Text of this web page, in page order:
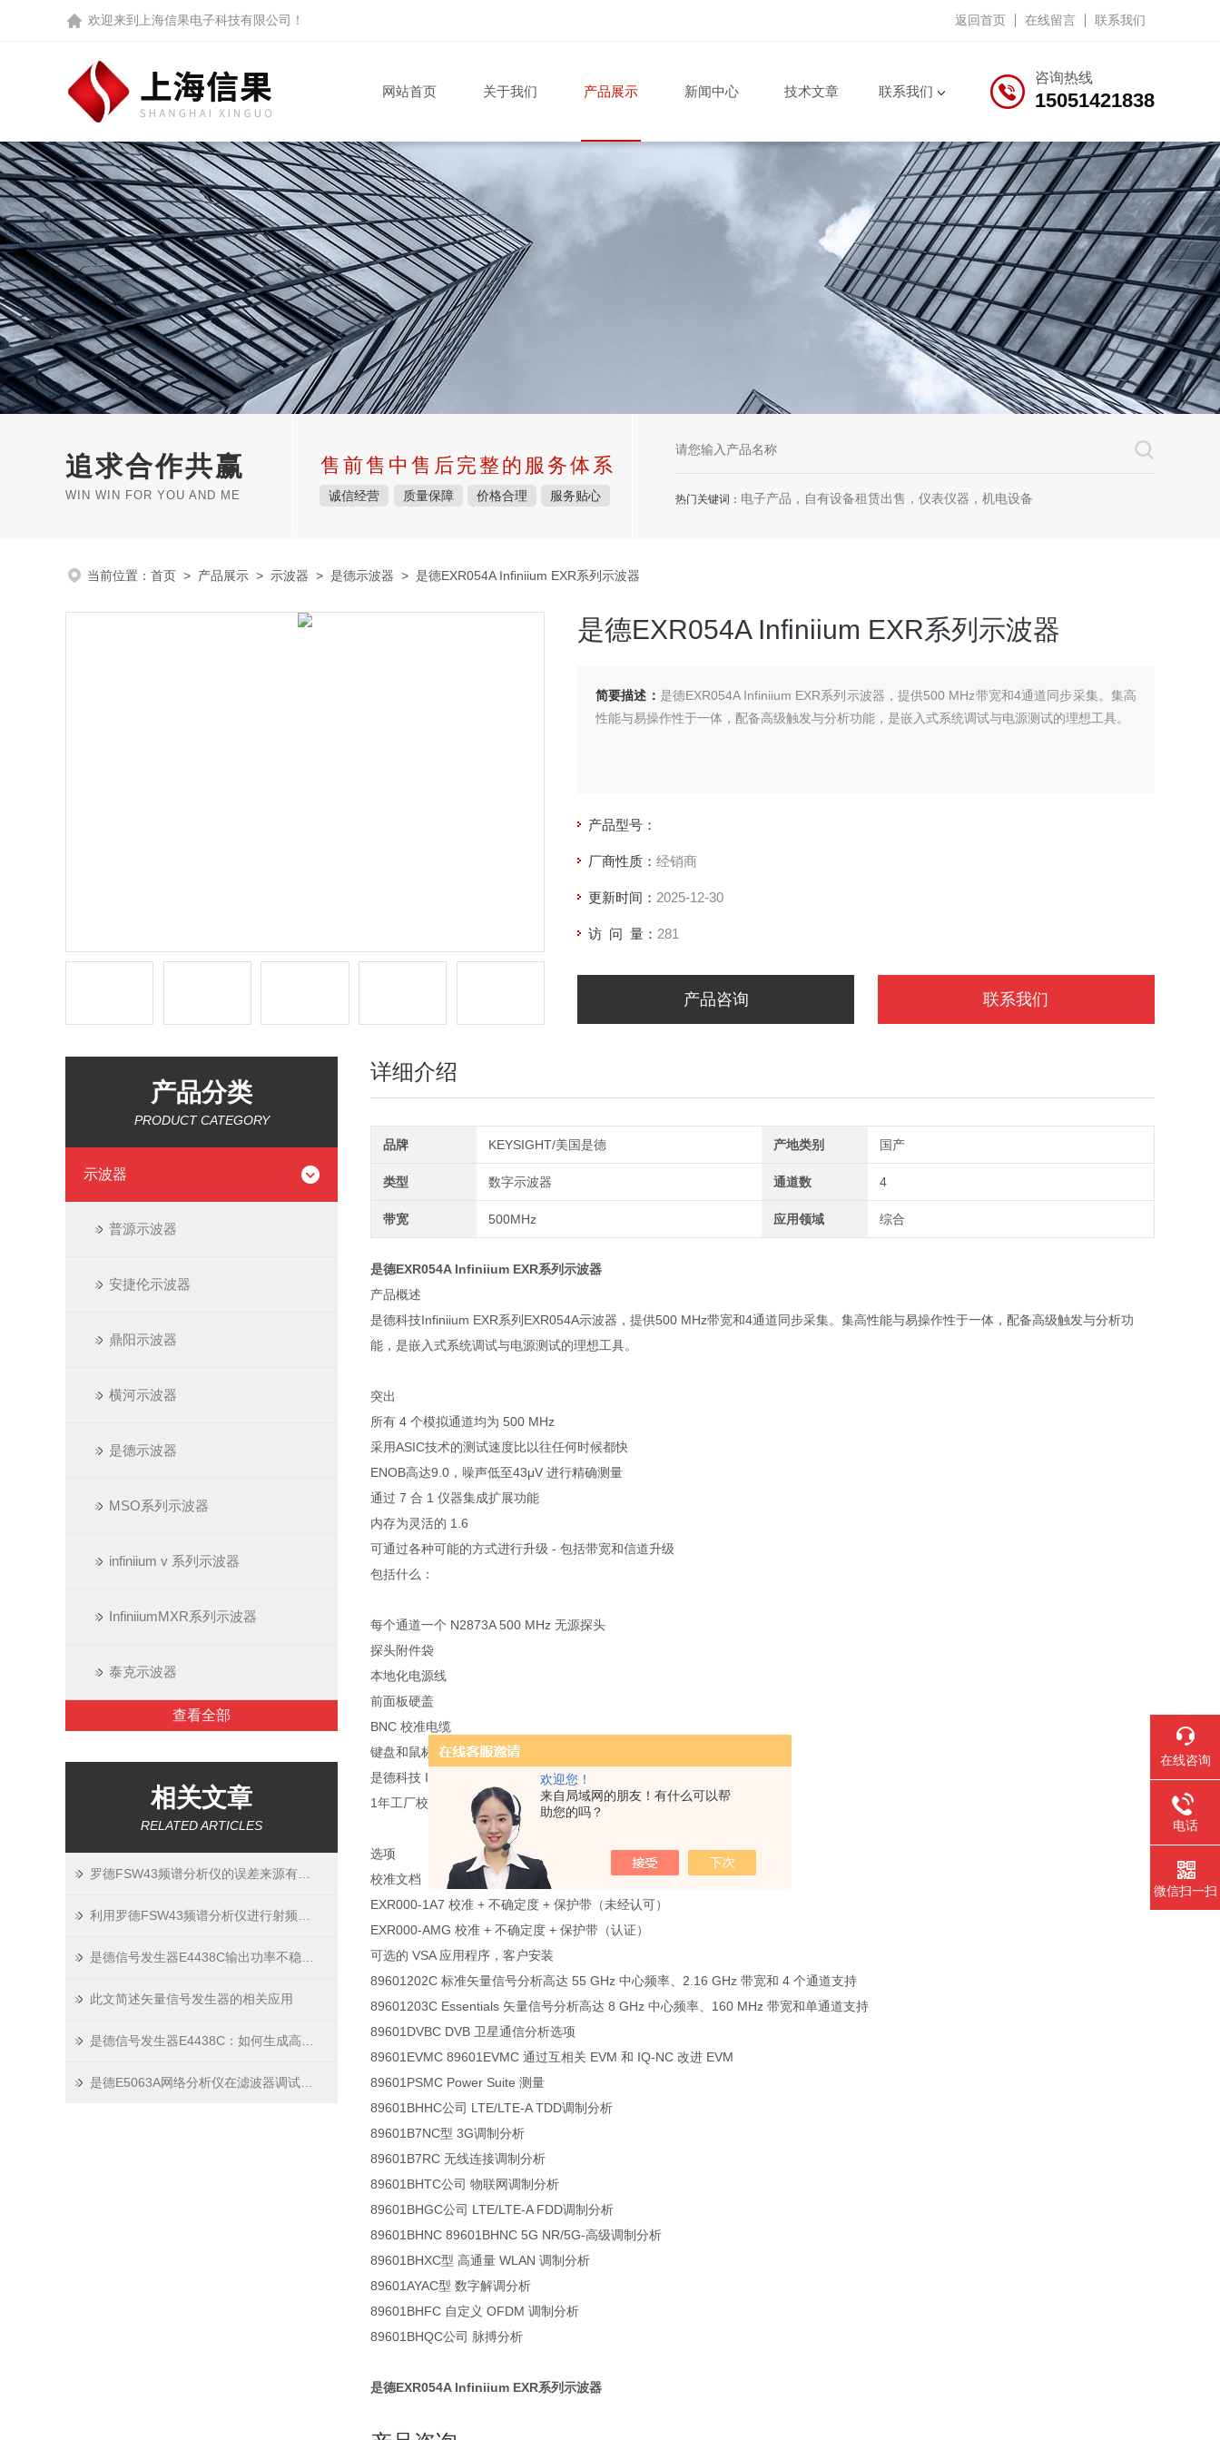
欢迎您！
来自局域网的朋友！有什么可以帮
助您的吗？
欢迎来到 上海信果电子科技有限公司 ！ 返回首页 在线留言 联系我们
咨询热线
15051421838
网站首页 关于我们 产品展示 新闻中心 技术文章 联系我们
追求合作共赢
WIN WIN FOR YOU AND ME
售前售中售后完整的服务体系
诚信经营 质量保障 价格合理 服务贴心 热门关键词： 电子产品，自有设备租赁出售，仪表仪器，机电设备
当前位置： 首页 > 产品展示 > 示波器 > 是德示波器 > 是德EXR054A Infiniium EXR系列示波器
是德EXR054A Infiniium EXR系列示波器
简要描述： 是德EXR054A Infiniium EXR系列示波器，提供500 MHz带宽和4通道同步采集。集高
性能与易操作性于一体，配备高级触发与分析功能，是嵌入式系统调试与电源测试的理想工具。
产品型号：
厂商性质： 经销商
更新时间： 2025-12-30
访 问 量： 281
产品咨询 联系我们
产品分类
PRODUCT CATEGORY
示波器
普源示波器
安捷伦示波器
鼎阳示波器
横河示波器
是德示波器
MSO系列示波器
infiniium v 系列示波器
InfiniiumMXR系列示波器
泰克示波器
查看全部
相关文章
RELATED ARTICLES
此文简述矢量信号发生器的相关应用
详细介绍
品牌 KEYSIGHT/美国是德 产地类别 国产
类型 数字示波器 通道数 4
带宽 500MHz 应用领域 综合
是德EXR054A Infiniium EXR系列示波器
产品概述
是德科技Infiniium EXR系列EXR054A示波器，提供500 MHz带宽和4通道同步采集。集高性能与易操作性于一体，配备高级触发与分析功
能，是嵌入式系统调试与电源测试的理想工具。
突出
所有 4 个模拟通道均为 500 MHz
采用ASIC技术的测试速度比以往任何时候都快
ENOB高达9.0，噪声低至43μV 进行精确测量
通过 7 合 1 仪器集成扩展功能
内存为灵活的 1.6
可通过各种可能的方式进行升级 - 包括带宽和信道升级
包括什么：
每个通道一个 N2873A 500 MHz 无源探头
探头附件袋
本地化电源线
前面板硬盖
BNC 校准电缆
键盘和鼠标
是德科技 I/O 库套件、用户指南和编程指南随示波器驱动器提供
1年工厂校准证书
选项
校准文档
EXR000-1A7 校准 + 不确定度 + 保护带（未经认可）
EXR000-AMG 校准 + 不确定度 + 保护带（认证）
可选的 VSA 应用程序，客户安装
89601202C 标准矢量信号分析高达 55 GHz 中心频率、2.16 GHz 带宽和 4 个通道支持
89601203C Essentials 矢量信号分析高达 8 GHz 中心频率、160 MHz 带宽和单通道支持
89601DVBC DVB 卫星通信分析选项
89601EVMC 89601EVMC 通过互相关 EVM 和 IQ-NC 改进 EVM
89601PSMC Power Suite 测量
89601BHHC公司 LTE/LTE-A TDD调制分析
89601B7NC型 3G调制分析
89601B7RC 无线连接调制分析
89601BHTC公司 物联网调制分析
89601BHGC公司 LTE/LTE-A FDD调制分析
89601BHNC 89601BHNC 5G NR/5G-高级调制分析
89601BHXC型 高通量 WLAN 调制分析
89601AYAC型 数字解调分析
89601BHFC 自定义 OFDM 调制分析
89601BHQC公司 脉搏分析
是德EXR054A Infiniium EXR系列示波器
在线咨询
电话
微信扫一扫